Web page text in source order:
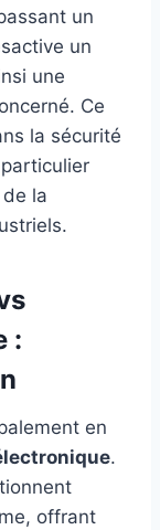
un
un
une
Ce
la sécurité
la
:
en
.
offrant